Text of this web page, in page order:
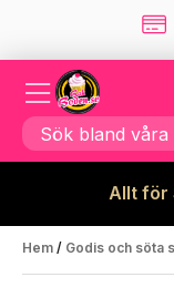
Allt för
Hem / Godis och söta